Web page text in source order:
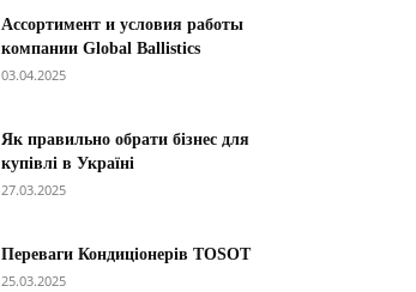
Ассортимент и условия работы
компании Global Ballistics
03.04.2025
Як правильно обрати бізнес для
купівлі в Україні
27.03.2025
Переваги Кондиціонерів TOSOT
25.03.2025